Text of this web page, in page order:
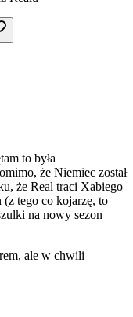
to była
że Niemiec został
że Real traci Xabiego
tego co kojarzę, to
na nowy sezon
ale w chwili